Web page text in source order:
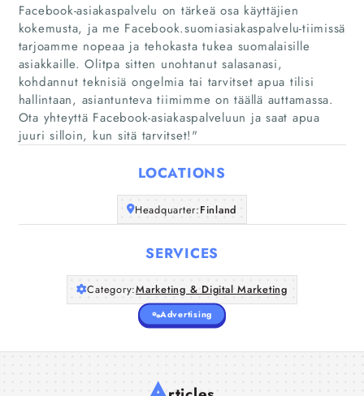
Home
Companies
About Us
Facebook-asiakaspalvelu on tärkeä osa käyttäjien
kokemusta, ja me Facebook.suomiasiakaspalvelu-tiimissä
tarjoamme nopeaa ja tehokasta tukea suomalaisille
asiakkaille. Olitpa sitten unohtanut salasanasi,
kohdannut teknisiä ongelmia tai tarvitset apua tilisi
hallintaan, asiantunteva tiimimme on täällä auttamassa.
Ota yhteyttä Facebook-asiakaspalveluun ja saat apua
juuri silloin, kun sitä tarvitset!"
LOCATIONS
Headquarter:Finland
SERVICES
Category:Marketing & Digital Marketing
Advertising